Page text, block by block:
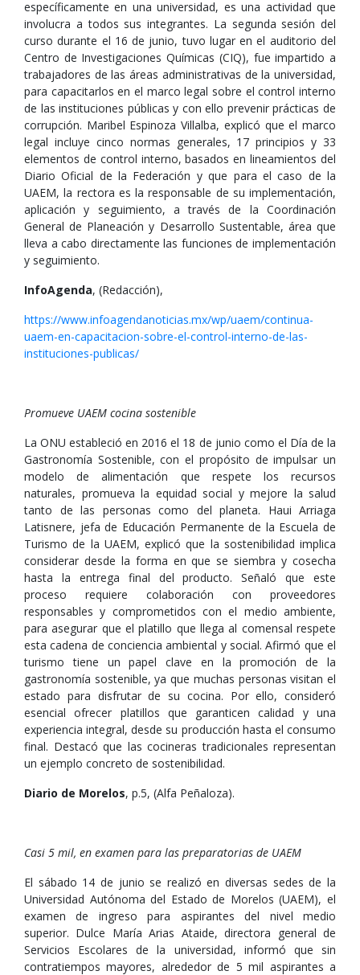
específicamente en una universidad, es una actividad que
involucra a todos sus integrantes. La segunda sesión del
curso durante el 16 de junio, tuvo lugar en el auditorio del
Centro de Investigaciones Químicas (CIQ), fue impartido a
trabajadores de las áreas administrativas de la universidad,
para capacitarlos en el marco legal sobre el control interno
de las instituciones públicas y con ello prevenir prácticas de
corrupción. Maribel Espinoza Villalba, explicó que el marco
legal incluye cinco normas generales, 17 principios y 33
elementos de control interno, basados en lineamientos del
Diario Oficial de la Federación y que para el caso de la
UAEM, la rectora es la responsable de su implementación,
aplicación y seguimiento, a través de la Coordinación
General de Planeación y Desarrollo Sustentable, área que
lleva a cabo directamente las funciones de implementación
y seguimiento.
InfoAgenda, (Redacción),
https://www.infoagendanoticias.mx/wp/uaem/continua-
uaem-en-capacitacion-sobre-el-control-interno-de-las-
instituciones-publicas/
Promueve UAEM cocina sostenible
La ONU estableció en 2016 el 18 de junio como el Día de la
Gastronomía Sostenible, con el propósito de impulsar un
modelo de alimentación que respete los recursos
naturales, promueva la equidad social y mejore la salud
tanto de las personas como del planeta. Haui Arriaga
Latisnere, jefa de Educación Permanente de la Escuela de
Turismo de la UAEM, explicó que la sostenibilidad implica
considerar desde la forma en que se siembra y cosecha
hasta la entrega final del producto. Señaló que este
proceso requiere colaboración con proveedores
responsables y comprometidos con el medio ambiente,
para asegurar que el platillo que llega al comensal respete
esta cadena de conciencia ambiental y social. Afirmó que el
turismo tiene un papel clave en la promoción de la
gastronomía sostenible, ya que muchas personas visitan el
estado para disfrutar de su cocina. Por ello, consideró
esencial ofrecer platillos que garanticen calidad y una
experiencia integral, desde su producción hasta el consumo
final. Destacó que las cocineras tradicionales representan
un ejemplo concreto de sostenibilidad.
Diario de Morelos, p.5, (Alfa Peñaloza).
Casi 5 mil, en examen para las preparatorias de UAEM
El sábado 14 de junio se realizó en diversas sedes de la
Universidad Autónoma del Estado de Morelos (UAEM), el
examen de ingreso para aspirantes del nivel medio
superior. Dulce María Arias Ataide, directora general de
Servicios Escolares de la universidad, informó que sin
contratiempos mayores, alrededor de 5 mil aspirantes a